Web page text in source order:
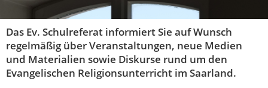
Das Ev. Schulreferat informiert Sie auf Wunsch
regelmäßig über Veranstaltungen, neue Medien
und Materialien sowie Diskurse rund um den
Evangelischen Religionsunterricht im Saarland.